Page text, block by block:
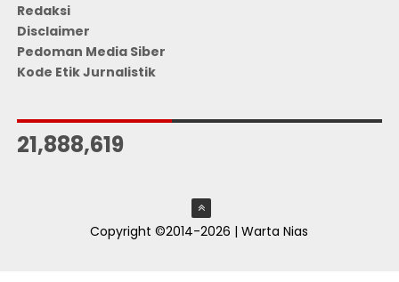
Redaksi
Disclaimer
Pedoman Media Siber
Kode Etik Jurnalistik
21,888,619
Copyright ©2014-2026 | Warta Nias